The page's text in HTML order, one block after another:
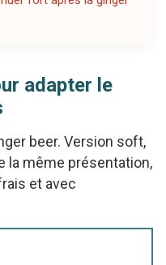
adapter le
beer. Version soft,
la même présentation,
et avec